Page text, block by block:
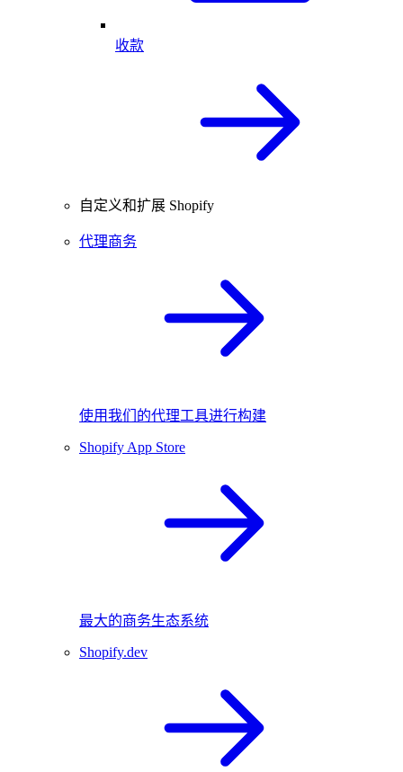
收款
自定义和扩展 Shopify
代理商务
使用我们的代理工具进行构建
Shopify App Store
最大的商务生态系统
Shopify.dev